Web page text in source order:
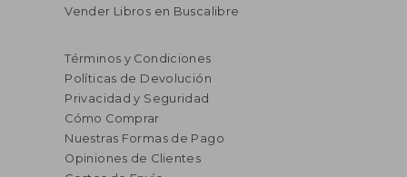
Vender Libros en Buscalibre
Términos y Condiciones
Políticas de Devolución
Privacidad y Seguridad
Cómo Comprar
Nuestras Formas de Pago
Opiniones de Clientes